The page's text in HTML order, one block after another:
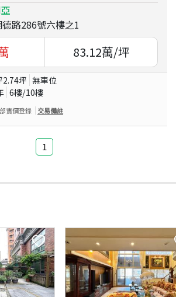
路286號六樓之1
83.12萬/坪
2.74坪 無車位
6樓/10樓
實價登錄 交易備註
1